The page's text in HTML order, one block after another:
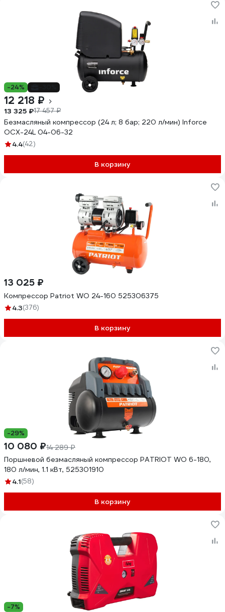
-24%
12 218 ₽
13 325 ₽17 457 ₽
Безмасляный компрессор (24 л; 8 бар; 220 л/мин) Inforce
OCX-24L 04-06-32
4.4(42)
В корзину
13 025 ₽
Компрессор Patriot WO 24-160 525306375
4.3(376)
В корзину
-29%
10 080 ₽14 289 ₽
Поршневой безмасляный компрессор PATRIOT WO 6-180,
180 л/мин, 1.1 кВт, 525301910
4.1(58)
В корзину
-7%